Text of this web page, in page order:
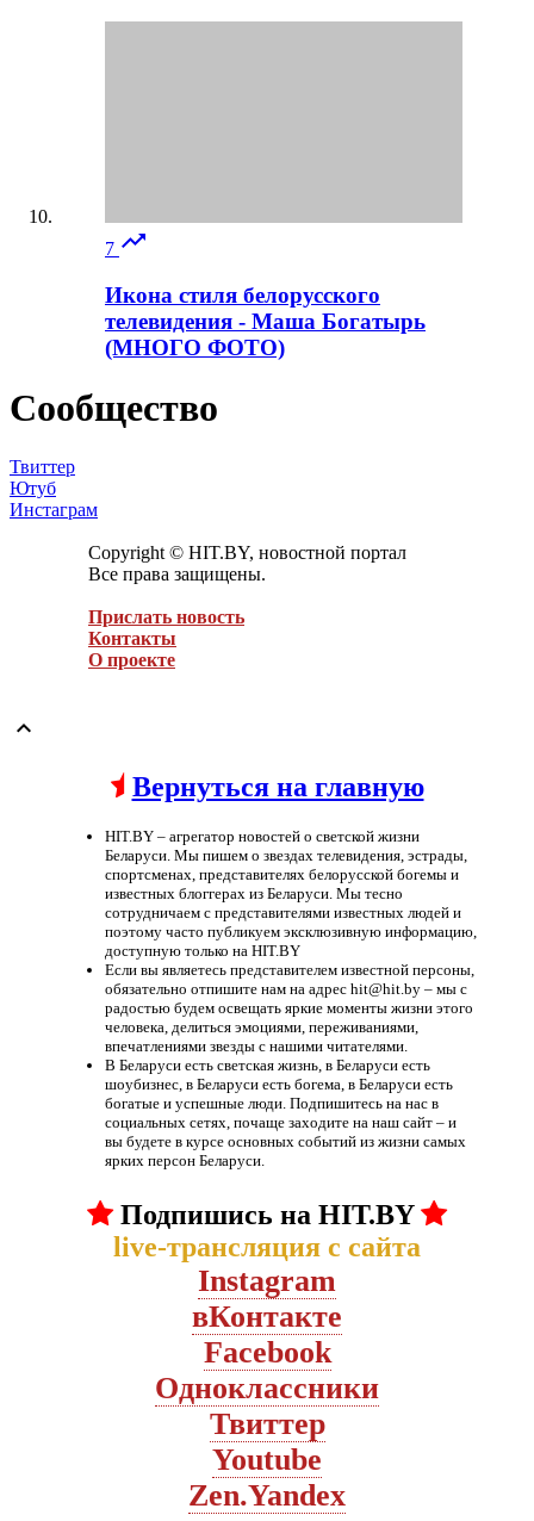
7 
Икона стиля белорусского
телевидения - Маша Богатырь
(МНОГО ФОТО)
Сообщество
Твиттер
Ютуб
Инстаграм
Copyright © HIT.BY, новостной портал
Все права защищены.
Прислать новость
Контакты
О проекте

Вернуться на главную
HIT.BY – агрегатор новостей о светской жизни
Беларуси. Мы пишем о звездах телевидения, эстрады,
спортсменах, представителях белорусской богемы и
известных блоггерах из Беларуси. Мы тесно
сотрудничаем с представителями известных людей и
поэтому часто публикуем эксклюзивную информацию,
доступную только на HIT.BY
Если вы являетесь представителем известной персоны,
обязательно отпишите нам на адрес hit@hit.by – мы с
радостью будем освещать яркие моменты жизни этого
человека, делиться эмоциями, переживаниями,
впечатлениями звезды с нашими читателями.
В Беларуси есть светская жизнь, в Беларуси есть
шоубизнес, в Беларуси есть богема, в Беларуси есть
богатые и успешные люди. Подпишитесь на нас в
социальных сетях, почаще заходите на наш сайт – и
вы будете в курсе основных событий из жизни самых
ярких персон Беларуси.
Подпишись на HIT.BY
live-трансляция с сайта
Instagram
вКонтакте
Facebook
Oдноклассники
Твиттер
Youtube
Zen.Yandex